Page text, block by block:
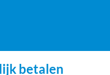
betalen